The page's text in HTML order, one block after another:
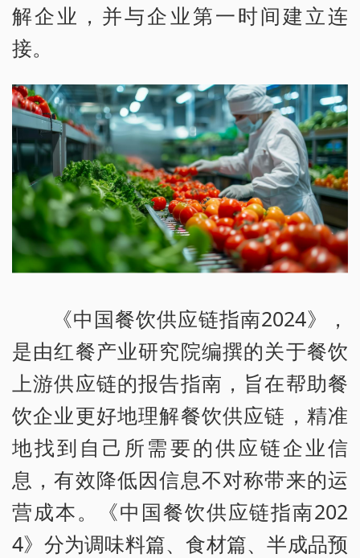
解企业，并与企业第一时间建立连
接。
《中国餐饮供应链指南2024》，
是由红餐产业研究院编撰的关于餐饮
上游供应链的报告指南，旨在帮助餐
饮企业更好地理解餐饮供应链，精准
地找到自己所需要的供应链企业信
息，有效降低因信息不对称带来的运
营成本。《中国餐饮供应链指南202
4》分为调味料篇、食材篇、半成品预